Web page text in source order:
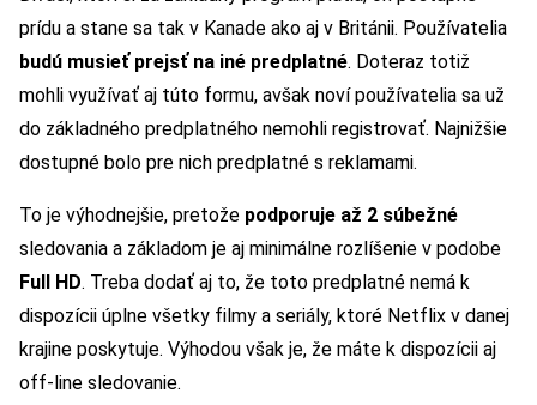
prídu a stane sa tak v Kanade ako aj v Británii. Používatelia
budú musieť prejsť na iné predplatné. Doteraz totiž
mohli využívať aj túto formu, avšak noví používatelia sa už
do základného predplatného nemohli registrovať. Najnižšie
dostupné bolo pre nich predplatné s reklamami.
To je výhodnejšie, pretože podporuje až 2 súbežné
sledovania a základom je aj minimálne rozlíšenie v podobe
Full HD. Treba dodať aj to, že toto predplatné nemá k
dispozícii úplne všetky filmy a seriály, ktoré Netflix v danej
krajine poskytuje. Výhodou však je, že máte k dispozícii aj
off-line sledovanie.